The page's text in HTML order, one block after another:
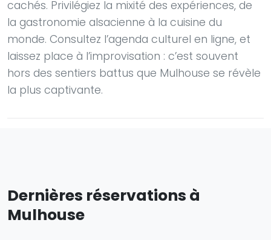
cachés. Privilégiez la mixité des expériences, de
la gastronomie alsacienne à la cuisine du
monde. Consultez l’agenda culturel en ligne, et
laissez place à l’improvisation : c’est souvent
hors des sentiers battus que Mulhouse se révèle
la plus captivante.
Dernières réservations à
Mulhouse